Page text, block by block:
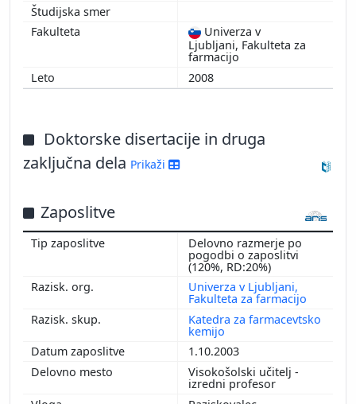
Univerza v
Ljubljani, Fakulteta za
farmacijo
2008
Doktorske disertacije in druga
zaključna dela Prikaži
Zaposlitve
Delovno razmerje po
pogodbi o zaposlitvi
(120%, RD:20%)
Univerza v Ljubljani,
Fakulteta za farmacijo
Katedra za farmacevtsko
kemijo
1.10.2003
Visokošolski učitelj -
izredni profesor